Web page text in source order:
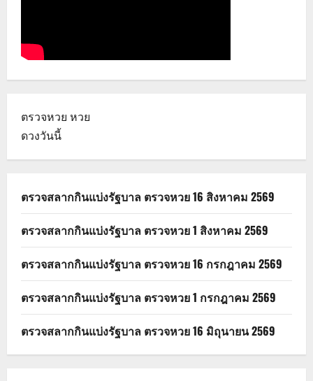
ตรวจหวย หวย
ดวงวันนี้
ตรวจสลากกินแบ่งรัฐบาล ตรวจหวย 16 สิงหาคม 2569
ตรวจสลากกินแบ่งรัฐบาล ตรวจหวย 1 สิงหาคม 2569
ตรวจสลากกินแบ่งรัฐบาล ตรวจหวย 16 กรกฎาคม 2569
ตรวจสลากกินแบ่งรัฐบาล ตรวจหวย 1 กรกฎาคม 2569
ตรวจสลากกินแบ่งรัฐบาล ตรวจหวย 16 มิถุนายน 2569